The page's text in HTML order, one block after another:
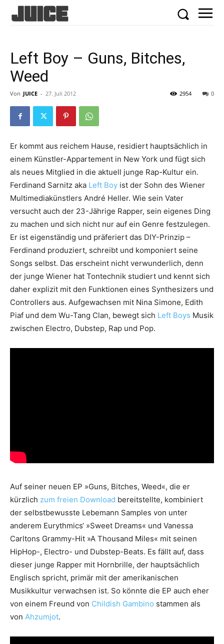
Left Boy – Guns, Bitches,
Weed
Von JUICE - 27. Juli 2012 0
2954
Er kommt aus reichem Hause, residiert hauptsächlich in
einem Künstler-Appartement in New York und fügt sich
als neues Mitglied in die aktuell junge Rap-Kultur ein.
Ferdinand Sarnitz aka Left Boy ist der Sohn des Wiener
Multimediakünstlers André Heller. Wie sein Vater
versucht auch der 23-Jährige Rapper, sein eigenes Ding
zu machen und sich nicht nur auf ein Genre festzulegen.
Er ist eigenständig und präferiert das DIY-Prinzip –
Ferdinand produziert, schreibt und komponiert seine
Songs selbst. Das erscheint nicht verwunderlich, denn
der junge Wiener hat Tontechnik studiert und kennt sich
daher explizit mit den Funktionen eines Synthesizers und
Controllers aus. Aufgewachsen mit Nina Simone, Edith
Piaf und dem Wu-Tang Clan, bewegt sich Left Boys Musik
zwischen Electro, Dubstep, Rap und Pop.
Auf seiner neuen EP »Guns, Bitches, Weed«, die er
kürzlich zum freien Download bereitstellte, kombiniert
der selbstbewusste Lebemann Samples von unter
anderem Eurythmics‘ »Sweet Dreams« und Vanessa
Carltons Grammy-Hit »A Thousand Miles« mit seinen
HipHop-, Electro- und Dubstep-Beats. Es fällt auf, dass
dieser junge Rapper mit Hornbrille, der hauptsächlich
Englisch spricht, primär mit der amerikanischen
Musikkultur verwachsen ist. So könnte die EP auch eher
von einem Freund von Childish Gambino stammen als
von Ahzumjot.